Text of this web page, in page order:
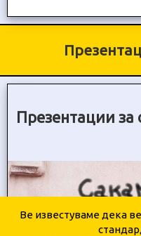
Презентации за
Ве известуваме дека